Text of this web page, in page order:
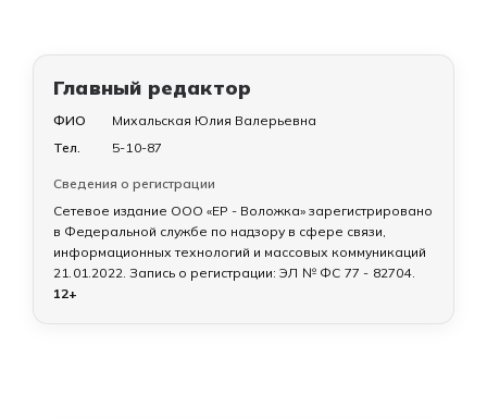
Главный редактор
ФИО
Михальская Юлия Валерьевна
Тел.
5-10-87
Сведения о регистрации
Сетевое издание ООО «ЕР - Воложка» зарегистрировано
в Федеральной службе по надзору в сфере связи,
информационных технологий и массовых коммуникаций
21.01.2022. Запись о регистрации: ЭЛ № ФС 77 - 82704.
12+